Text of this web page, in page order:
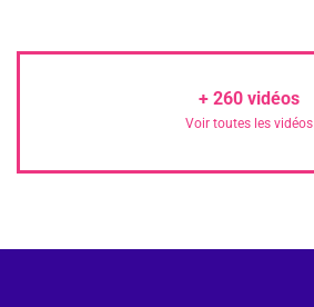
+ 260vidéos
Voir toutes les vidéos